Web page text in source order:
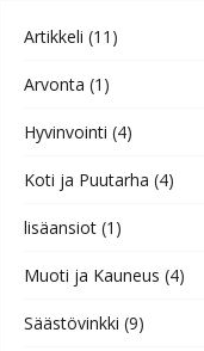
Artikkeli (11)
Arvonta (1)
Hyvinvointi (4)
Koti ja Puutarha (4)
lisäansiot (1)
Muoti ja Kauneus (4)
Säästövinkki (9)